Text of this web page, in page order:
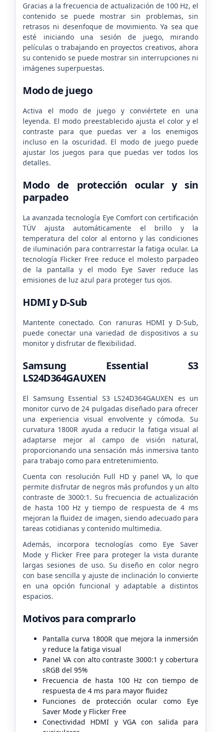
Gracias a la frecuencia de actualización de 100 Hz, el
contenido se puede mostrar sin problemas, sin
retrasos ni desenfoque de movimiento. Ya sea que
esté iniciando una sesión de juego, mirando
películas o trabajando en proyectos creativos, ahora
su contenido se puede mostrar sin interrupciones ni
imágenes superpuestas.
Modo de juego
Activa el modo de juego y conviértete en una
leyenda. El modo preestablecido ajusta el color y el
contraste para que puedas ver a los enemigos
incluso en la oscuridad. El modo de juego puede
ajustar los juegos para que puedas ver todos los
detalles.
Modo de protección ocular y sin
parpadeo
La avanzada tecnología Eye Comfort con certificación
TÜV ajusta automáticamente el brillo y la
temperatura del color al entorno y las condiciones
de iluminación para contrarrestar la fatiga ocular. La
tecnología Flicker Free reduce el molesto parpadeo
de la pantalla y el modo Eye Saver reduce las
emisiones de luz azul para proteger tus ojos.
HDMI y D-Sub
Mantente conectado. Con ranuras HDMI y D-Sub,
puede conectar una variedad de dispositivos a su
monitor y disfrutar de flexibilidad.
Samsung Essential S3
LS24D364GAUXEN
El Samsung Essential S3 LS24D364GAUXEN es un
monitor curvo de 24 pulgadas diseñado para ofrecer
una experiencia visual envolvente y cómoda. Su
curvatura 1800R ayuda a reducir la fatiga visual al
adaptarse mejor al campo de visión natural,
proporcionando una sensación más inmersiva tanto
para trabajo como para entretenimiento.
Cuenta con resolución Full HD y panel VA, lo que
permite disfrutar de negros más profundos y un alto
contraste de 3000:1. Su frecuencia de actualización
de hasta 100 Hz y tiempo de respuesta de 4 ms
mejoran la fluidez de imagen, siendo adecuado para
tareas cotidianas y contenido multimedia.
Además, incorpora tecnologías como Eye Saver
Mode y Flicker Free para proteger la vista durante
largas sesiones de uso. Su diseño en color negro
con base sencilla y ajuste de inclinación lo convierte
en una opción funcional y adaptable a distintos
espacios.
Motivos para comprarlo
Pantalla curva 1800R que mejora la inmersión
y reduce la fatiga visual
Panel VA con alto contraste 3000:1 y cobertura
sRGB del 95%
Frecuencia de hasta 100 Hz con tiempo de
respuesta de 4 ms para mayor fluidez
Funciones de protección ocular como Eye
Saver Mode y Flicker Free
Conectividad HDMI y VGA con salida para